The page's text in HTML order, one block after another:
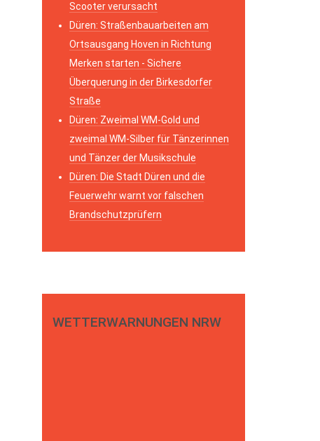
Scooter verursacht
Düren: Straßenbauarbeiten am
Ortsausgang Hoven in Richtung
Merken starten - Sichere
Überquerung in der Birkesdorfer
Straße
Düren: Zweimal WM-Gold und
zweimal WM-Silber für Tänzerinnen
und Tänzer der Musikschule
Düren: Die Stadt Düren und die
Feuerwehr warnt vor falschen
Brandschutzprüfern
WETTERWARNUNGEN NRW